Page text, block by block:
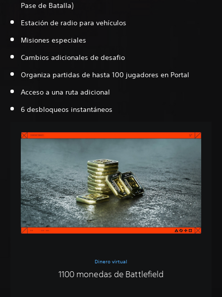
Pase de Batalla)
Estación de radio para vehículos
Misiones especiales
Cambios adicionales de desafio
Organiza partidas de hasta 100 jugadores en Portal
Acceso a una ruta adicional
6 desbloqueos instantáneos
Dinero virtual
1100 monedas de Battlefield